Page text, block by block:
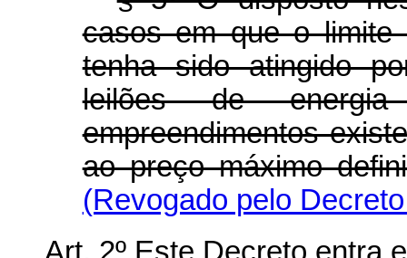
casos em que o limite
tenha sido atingido
leilões de
empreendimentos
ao preço máximo
(Revogado pelo